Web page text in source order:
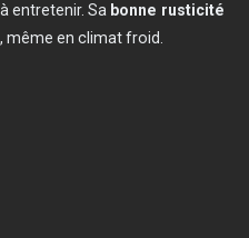
entretenir. Sa bonne rusticité
même en climat froid.